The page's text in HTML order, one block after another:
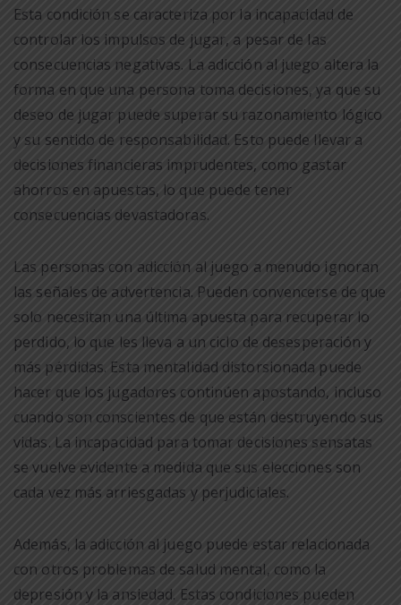
Esta condición se caracteriza por la incapacidad de
controlar los impulsos de jugar, a pesar de las
consecuencias negativas. La adicción al juego altera la
forma en que una persona toma decisiones, ya que su
deseo de jugar puede superar su razonamiento lógico
y su sentido de responsabilidad. Esto puede llevar a
decisiones financieras imprudentes, como gastar
ahorros en apuestas, lo que puede tener
consecuencias devastadoras.
Las personas con adicción al juego a menudo ignoran
las señales de advertencia. Pueden convencerse de que
solo necesitan una última apuesta para recuperar lo
perdido, lo que les lleva a un ciclo de desesperación y
más pérdidas. Esta mentalidad distorsionada puede
hacer que los jugadores continúen apostando, incluso
cuando son conscientes de que están destruyendo sus
vidas. La incapacidad para tomar decisiones sensatas
se vuelve evidente a medida que sus elecciones son
cada vez más arriesgadas y perjudiciales.
Además, la adicción al juego puede estar relacionada
con otros problemas de salud mental, como la
depresión y la ansiedad. Estas condiciones pueden